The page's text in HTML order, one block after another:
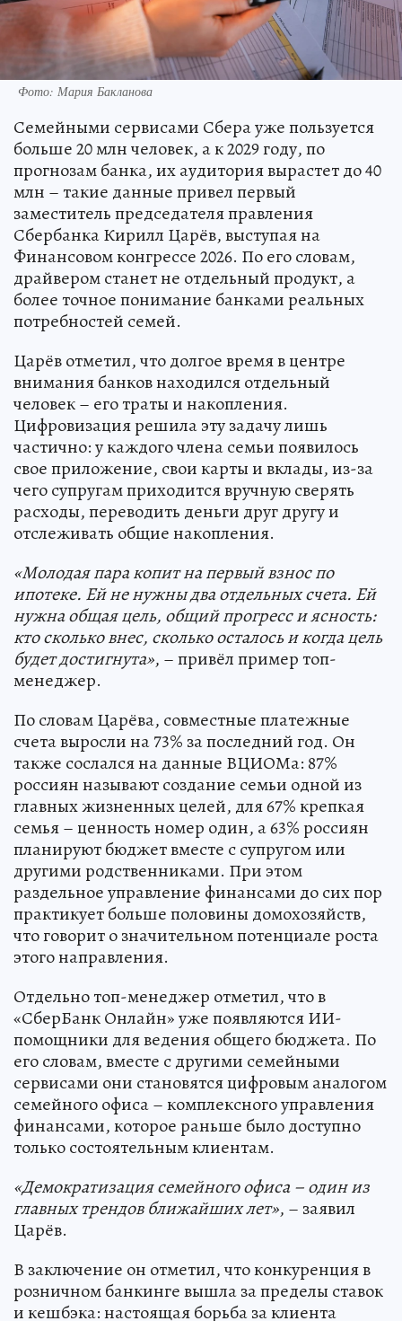
Фото: Мария Бакланова
Семейными сервисами Сбера уже пользуется
больше 20 млн человек, а к 2029 году, по
прогнозам банка, их аудитория вырастет до 40
млн – такие данные привел первый
заместитель председателя правления
Сбербанка Кирилл Царёв, выступая на
Финансовом конгрессе 2026. По его словам,
драйвером станет не отдельный продукт, а
более точное понимание банками реальных
потребностей семей.
Царёв отметил, что долгое время в центре
внимания банков находился отдельный
человек – его траты и накопления.
Цифровизация решила эту задачу лишь
частично: у каждого члена семьи появилось
свое приложение, свои карты и вклады, из-за
чего супругам приходится вручную сверять
расходы, переводить деньги друг другу и
отслеживать общие накопления.
«Молодая пара копит на первый взнос по
ипотеке. Ей не нужны два отдельных счета. Ей
нужна общая цель, общий прогресс и ясность:
кто сколько внес, сколько осталось и когда цель
будет достигнута», – привёл пример топ-
менеджер.
По словам Царёва, совместные платежные
счета выросли на 73% за последний год. Он
также сослался на данные ВЦИОМа: 87%
россиян называют создание семьи одной из
главных жизненных целей, для 67% крепкая
семья – ценность номер один, а 63% россиян
планируют бюджет вместе с супругом или
другими родственниками. При этом
раздельное управление финансами до сих пор
практикует больше половины домохозяйств,
что говорит о значительном потенциале роста
этого направления.
Отдельно топ-менеджер отметил, что в
«СберБанк Онлайн» уже появляются ИИ-
помощники для ведения общего бюджета. По
его словам, вместе с другими семейными
сервисами они становятся цифровым аналогом
семейного офиса – комплексного управления
финансами, которое раньше было доступно
только состоятельным клиентам.
«Демократизация семейного офиса – один из
главных трендов ближайших лет», – заявил
Царёв.
В заключение он отметил, что конкуренция в
розничном банкинге вышла за пределы ставок
и кешбэка: настоящая борьба за клиента